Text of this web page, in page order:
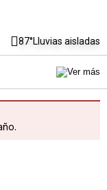
87°Lluvias aisladas